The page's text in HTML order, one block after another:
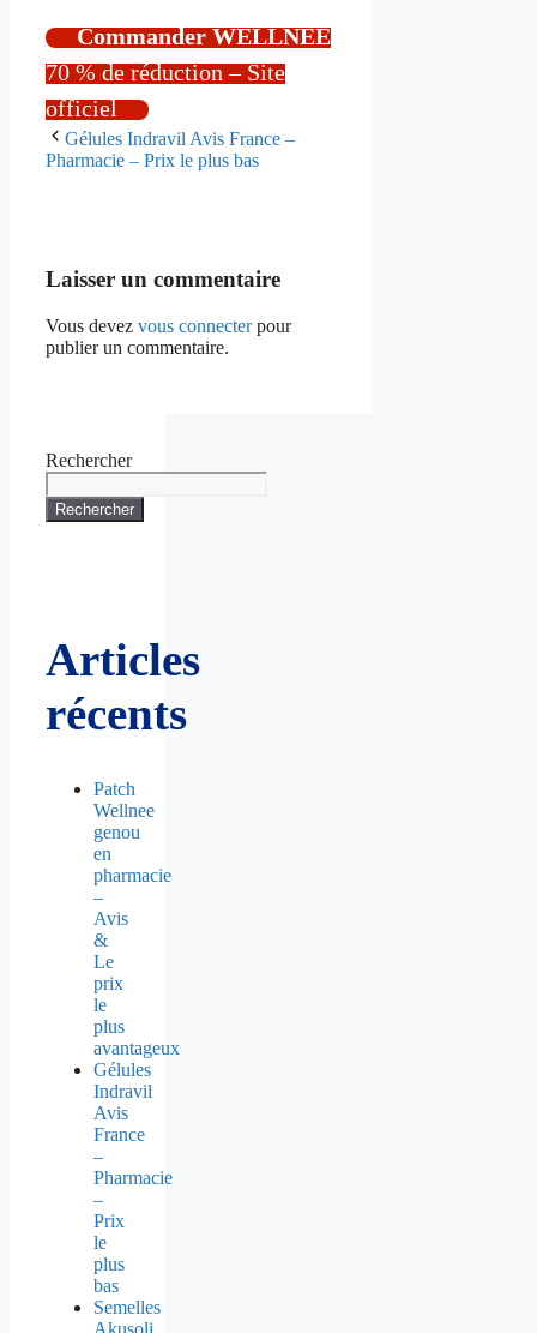
Commander WELLNEE
70 % de réduction – Site
officiel
Gélules Indravil Avis France –
Pharmacie – Prix le plus bas
Laisser un commentaire
Vous devez vous connecterpour
publier un commentaire.
Rechercher
Rechercher
Articles
récents
Patch
Wellnee
genou
en
pharmacie
–
Avis
&
Le
prix
le
plus
avantageux
Gélules
Indravil
Avis
France
–
Pharmacie
–
Prix
le
plus
bas
Semelles